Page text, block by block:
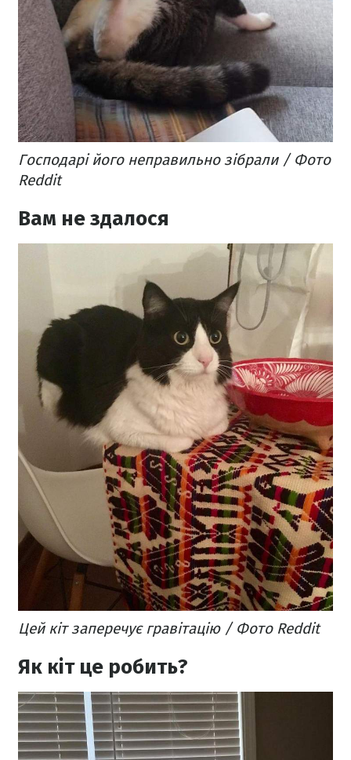
Господарі його неправильно зібрали / Фото
Reddit
Вам не здалося
Цей кіт заперечує гравітацію / Фото Reddit
Як кіт це робить?